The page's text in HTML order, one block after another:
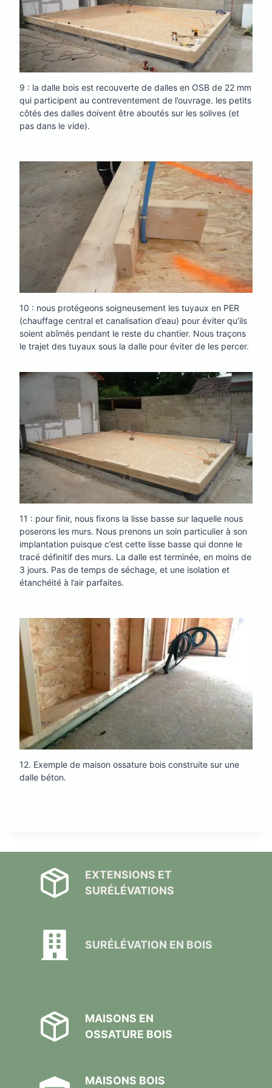
9 : la dalle bois est recouverte de dalles en OSB de 22 mm
qui participent au contreventement de l’ouvrage. les petits
côtés des dalles doivent être aboutés sur les solives (et
pas dans le vide).
10 : nous protégeons soigneusement les tuyaux en PER
(chauffage central et canalisation d’eau) pour éviter qu’ils
soient abîmés pendant le reste du chantier. Nous traçons
le trajet des tuyaux sous la dalle pour éviter de les percer.
11 : pour finir, nous fixons la lisse basse sur laquelle nous
poserons les murs. Nous prenons un soin particulier à son
implantation puisque c’est cette lisse basse qui donne le
tracé définitif des murs. La dalle est terminée, en moins de
3 jours. Pas de temps de séchage, et une isolation et
étanchéité à l’air parfaites.
12. Exemple de maison ossature bois construite sur une
dalle béton.
EXTENSIONS ET
SURÉLÉVATIONS
SURÉLÉVATION EN BOIS
MAISONS EN
OSSATURE BOIS
MAISONS BOIS